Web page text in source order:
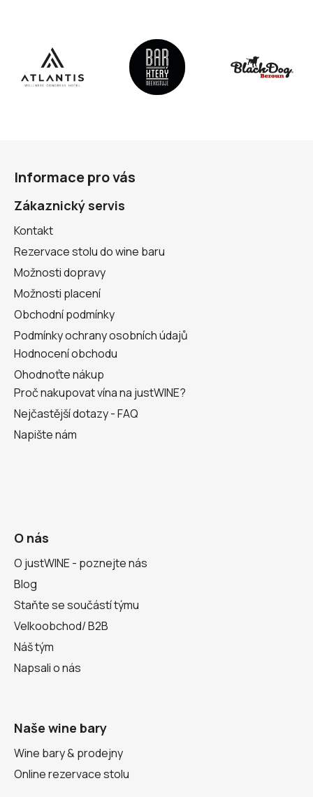
Informace pro vás
Zákaznický servis
Kontakt
Rezervace stolu do wine baru
Možnosti dopravy
Možnosti placení
Obchodní podmínky
Podmínky ochrany osobních údajů
Hodnocení obchodu
Ohodnoťte nákup
Proč nakupovat vína na justWINE?
Nejčastější dotazy - FAQ
Napište nám
O nás
O justWINE - poznejte nás
Blog
Staňte se součástí týmu
Velkoobchod/ B2B
Náš tým
Napsali o nás
Naše wine bary
Wine bary & prodejny
Online rezervace stolu